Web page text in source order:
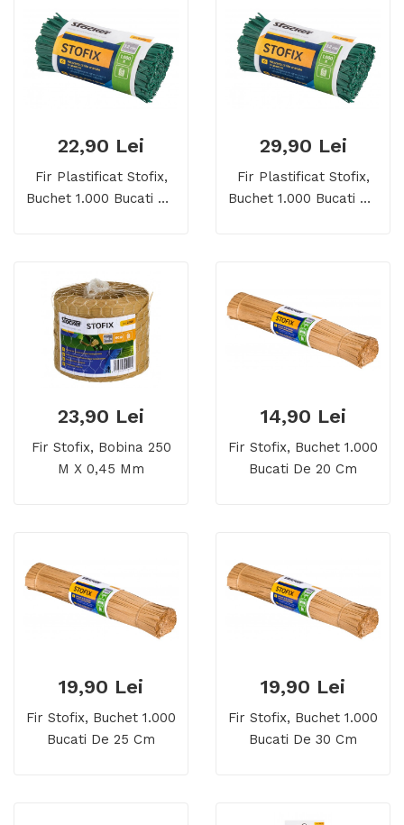
22,90 Lei
Fir Plastificat Stofix,
Buchet 1.000 Bucati De
29,90 Lei
Fir Plastificat Stofix,
Buchet 1.000 Bucati De
23,90 Lei
Fir Stofix, Bobina 250
M X 0,45 Mm
14,90 Lei
Fir Stofix, Buchet 1.000
Bucati De 20 Cm
19,90 Lei
Fir Stofix, Buchet 1.000
Bucati De 25 Cm
19,90 Lei
Fir Stofix, Buchet 1.000
Bucati De 30 Cm